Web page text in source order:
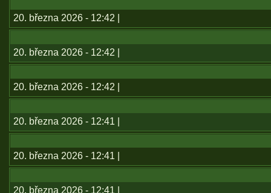
20. března 2026 - 12:42 |
20. března 2026 - 12:42 |
20. března 2026 - 12:42 |
20. března 2026 - 12:41 |
20. března 2026 - 12:41 |
20. března 2026 - 12:41 |